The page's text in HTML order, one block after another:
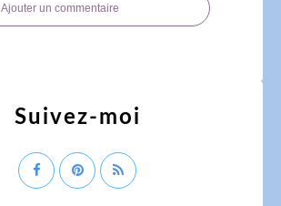
Ajouter un commentaire
Suivez-moi